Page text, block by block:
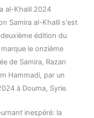
al-Khalil 2024
Samira al-Khalil s'est
édition du
le onzième
de Samira, Razan
Hammadi, par un
à Douma, Syrie.
inespéré: la